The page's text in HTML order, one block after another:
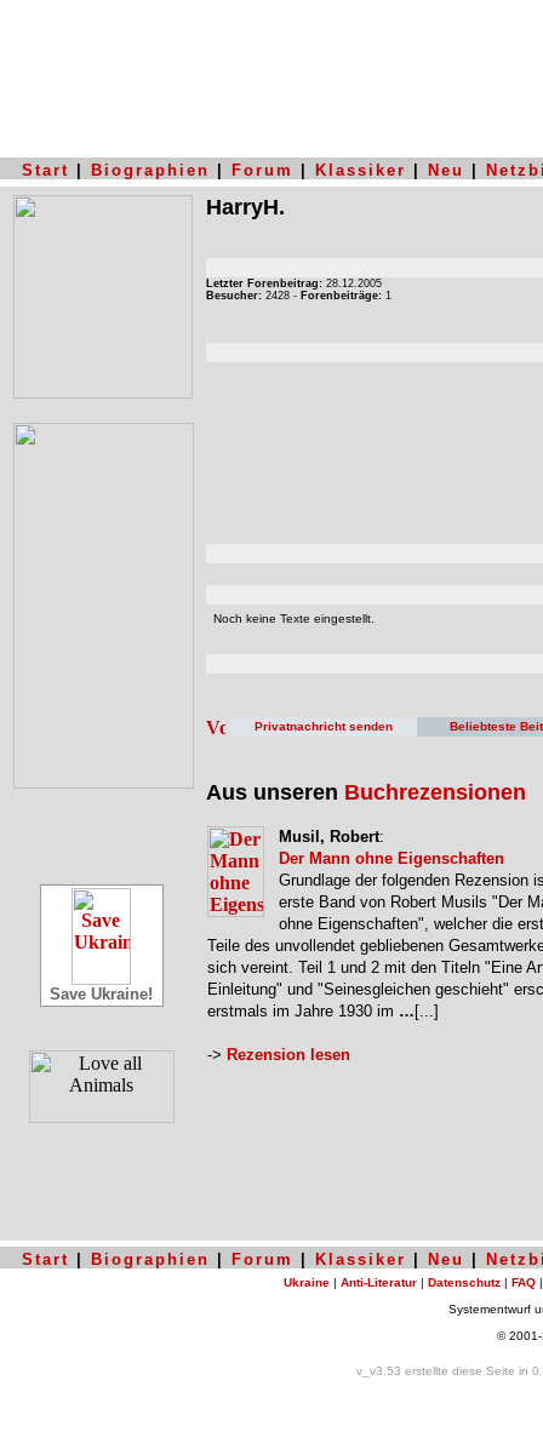
Start Biographien Forum Klassiker Neu
Save Ukraine!
HarryH.
Letzter Forenbeitrag: 28.12.2005
Besucher: 2428 - Forenbeiträge: 1
Noch keine Texte eingestellt.
Privatnachricht senden Beliebteste
Aus unseren Buchrezensionen
Musil, Robert:
Der Mann ohne Eigenschaften
Grundlage der folgenden Rezension
erste Band von Robert Musils "Der
ohne Eigenschaften", welcher die
Teile des unvollendet gebliebenen
sich vereint. Teil 1 und 2 mit den Titeln "Eine
Einleitung" und "Seinesgleichen geschieht"
erstmals im Jahre 1930 im … [...]
-> Rezension lesen
Start Biographien Forum Klassiker Neu
Ukraine | Anti-Literatur | Datenschutz | FAQ
Systementwurf
©
v_v3.53 erstellte diese Seite in